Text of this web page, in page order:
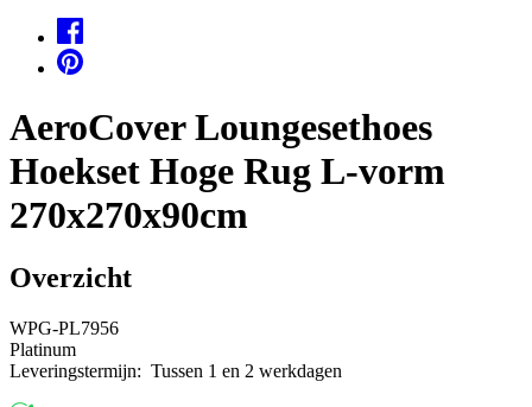
AeroCover Loungesethoes
Hoekset Hoge Rug L-vorm
270x270x90cm
Overzicht
WPG-PL7956
Platinum
Leveringstermijn: Tussen 1 en 2 werkdagen